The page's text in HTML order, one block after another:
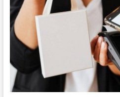
r
n
e
k
i
é
b
e
l
f